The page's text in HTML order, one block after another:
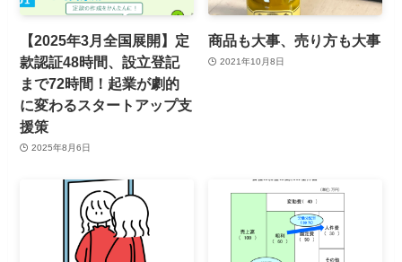
【2025年3月全国展開】定
款認証48時間、設立登記
まで72時間！起業が劇的
に変わるスタートアップ支
援策
2025年8月6日
商品も大事、売り方も大事
2021年10月8日